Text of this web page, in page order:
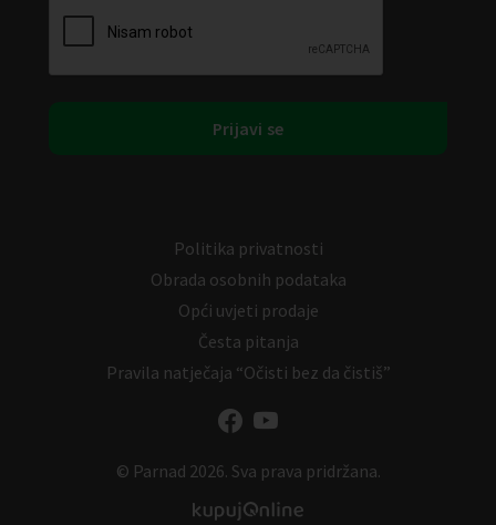
Politika privatnosti
Obrada osobnih podataka
Opći uvjeti prodaje
Česta pitanja
Pravila natječaja “Očisti bez da čistiš”
© Parnad 2026. Sva prava pridržana.